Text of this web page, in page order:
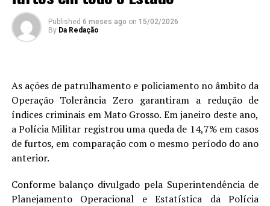
Published 6 meses ago on 15/02/2026
By Da Redação
As ações de patrulhamento e policiamento no âmbito da
Operação Tolerância Zero garantiram a redução de
índices criminais em Mato Grosso. Em janeiro deste ano,
a Polícia Militar registrou uma queda de 14,7% em casos
de furtos, em comparação com o mesmo período do ano
anterior.
Conforme balanço divulgado pela Superintendência de
Planejamento Operacional e Estatística da Polícia